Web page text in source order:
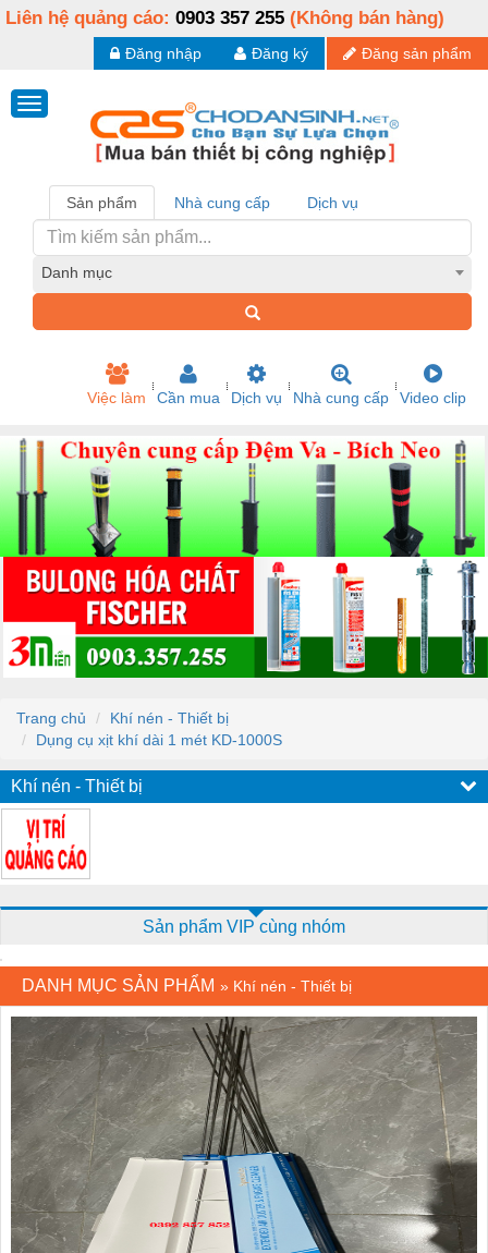
Liên hệ quảng cáo: 0903 357 255 (Không bán hàng)
Đăng sản phẩm
Đăng ký
Đăng nhập
Sản phẩm Nhà cung cấp Dịch vụ
Danh mục
Việc làm Cần mua Dịch vụ Nhà cung cấp Video clip
Trang chủ
Khí nén - Thiết bị
Dụng cụ xịt khí dài 1 mét KD-1000S
Khí nén - Thiết bị
Sản phẩm VIP cùng nhóm
DANH MỤC SẢN PHẨM » Khí nén - Thiết bị